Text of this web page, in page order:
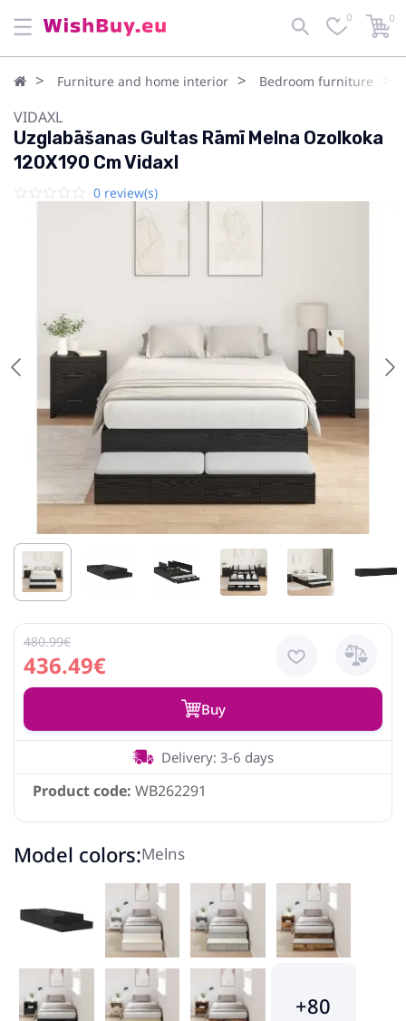
0 0
Furniture and home interior Bedroom furniture
VIDAXL
Uzglabāšanas Gultas Rāmī Melna Ozolkoka
120X190 Cm Vidaxl
0 review(s)
436.49€
480.99€
Buy
Product code: WB262291
Delivery: 3-6 days
Model colors:Melns
+80